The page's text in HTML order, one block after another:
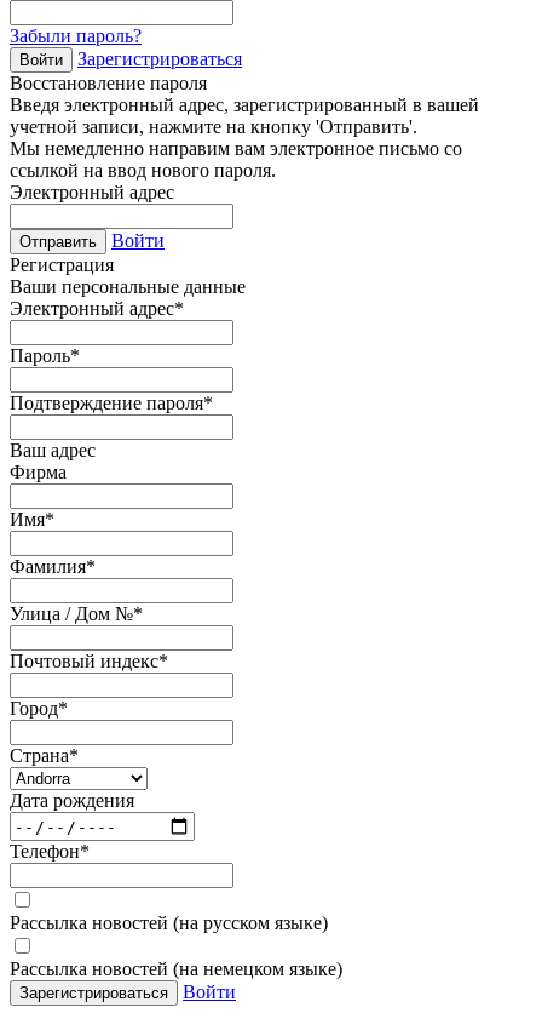
Забыли пароль?
Войти
Зарегистрироваться
Восстановление пароля
Введя электронный адрес, зарегистрированный в вашей
учетной записи, нажмите на кнопку 'Отправить'.
Мы немедленно направим вам электронное письмо со
ссылкой на ввод нового пароля.
Электронный адрес
Отправить
Войти
Регистрация
Ваши персональные данные
Электронный адрес*
Пароль*
Подтверждение пароля*
Ваш адрес
Фирма
Имя*
Фамилия*
Улица / Дом №*
Почтовый индекс*
Город*
Страна*
Дата рождения
Телефон*
Рассылка новостей (на русском языке)
Рассылка новостей (на немецком языке)
Зарегистрироваться Войти